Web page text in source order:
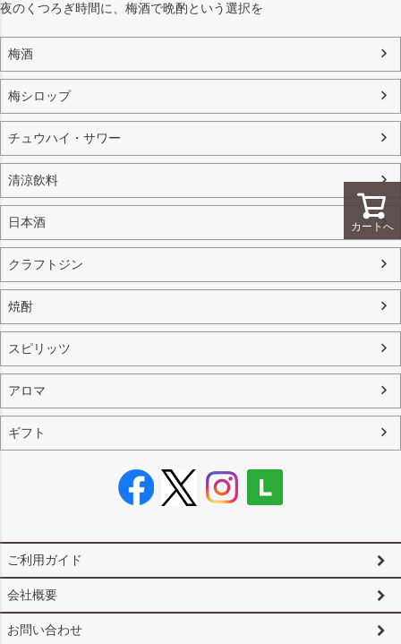
カートへ
夜のくつろぎ時間に、梅酒で晩酌という選択を
梅酒
梅シロップ
チュウハイ・サワー
清涼飲料
日本酒
クラフトジン
焼酎
スピリッツ
アロマ
ギフト
ご利用ガイド
会社概要
お問い合わせ